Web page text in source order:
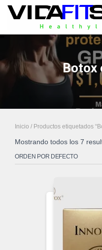
Botox
Inicio / Productos etiquetados
Mostrando todos los 7